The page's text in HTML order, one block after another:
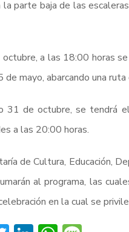
la parte baja de las
a las 18:00 horas
de mayo, abarcando una
31 de octubre, se tendrá
a las 20:00 horas.
de Cultura, Educación,
al programa, las
en la cual se